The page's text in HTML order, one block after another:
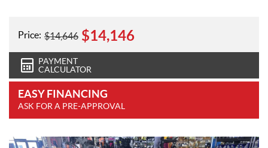
Price: $14,646 $14,146
PAYMENT
CALCULATOR
EASY FINANCING
ASK FOR A PRE-APPROVAL